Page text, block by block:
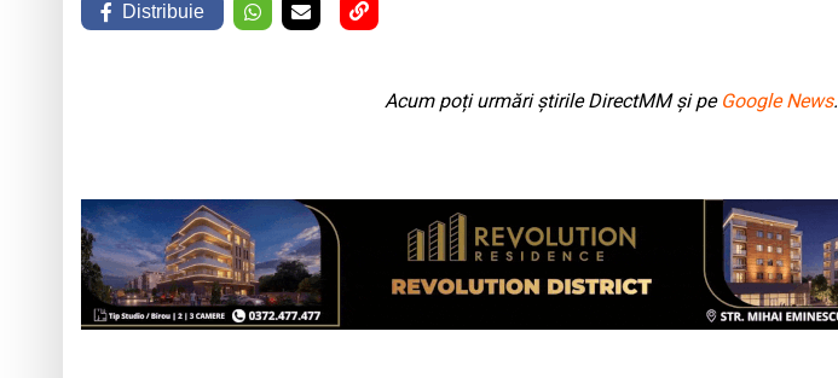
Distribuie
Acum poți urmări știrile DirectMM și pe Google News.